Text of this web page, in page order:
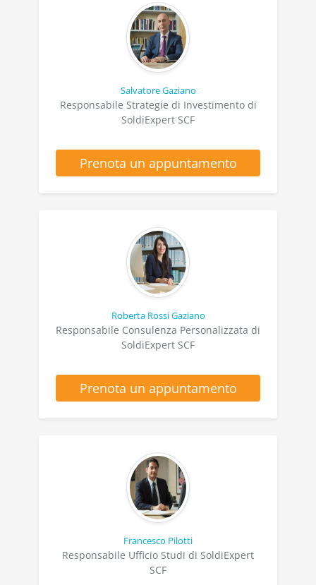
Salvatore Gaziano
Responsabile Strategie di Investimento di
SoldiExpert SCF
Prenota un appuntamento
Roberta Rossi Gaziano
Responsabile Consulenza Personalizzata di
SoldiExpert SCF
Prenota un appuntamento
Francesco Pilotti
Responsabile Ufficio Studi di SoldiExpert
SCF